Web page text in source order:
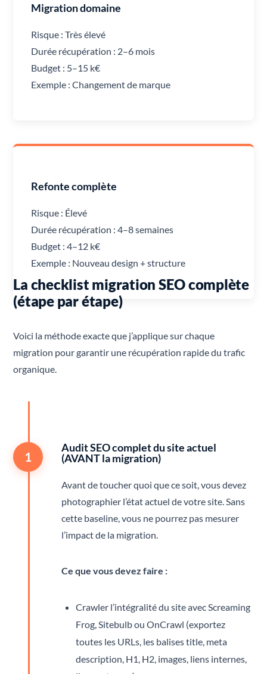
Migration domaine
Risque : Très élevé
Durée récupération : 2–6 mois
Budget : 5–15 k€
Exemple : Changement de marque
Refonte complète
Risque : Élevé
Durée récupération : 4–8 semaines
Budget : 4–12 k€
Exemple : Nouveau design + structure
La checklist migration SEO complète
(étape par étape)
Voici la méthode exacte que j’applique sur chaque
migration pour garantir une récupération rapide du trafic
organique.
1
Audit SEO complet du site actuel
(AVANT la migration)
Avant de toucher quoi que ce soit, vous devez
photographier l’état actuel de votre site. Sans
cette baseline, vous ne pourrez pas mesurer
l’impact de la migration.
Ce que vous devez faire :
Crawler l’intégralité du site avec Screaming
Frog, Sitebulb ou OnCrawl (exportez
toutes les URLs, les balises title, meta
description, H1, H2, images, liens internes,